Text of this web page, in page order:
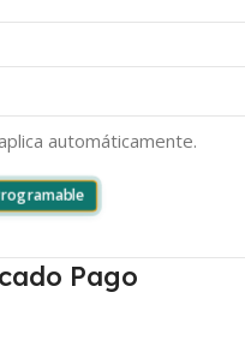
automáticamente.
Pago